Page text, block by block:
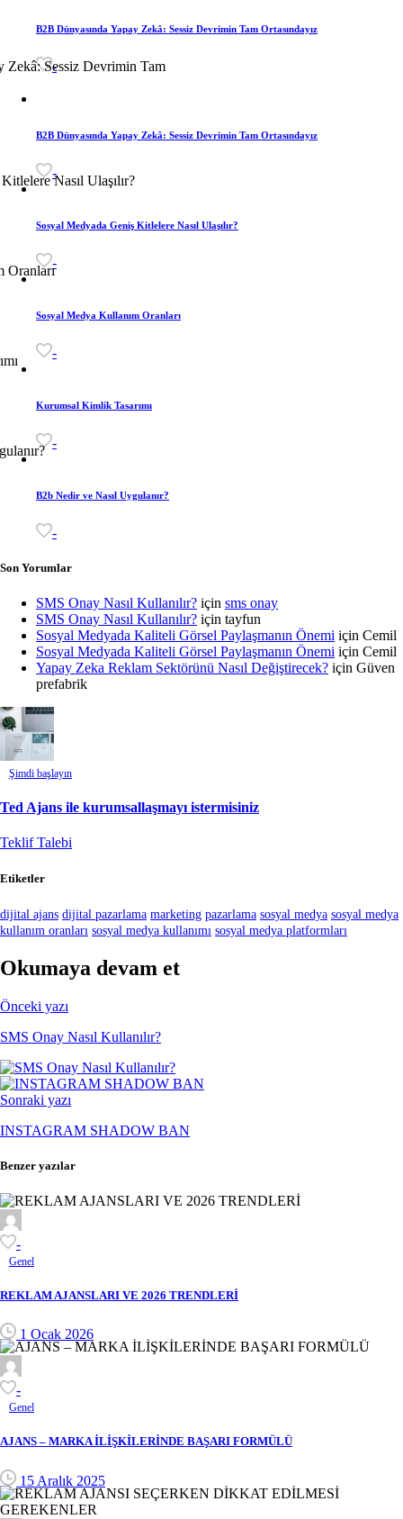
B2B Dünyasında Yapay Zekâ: Sessiz Devrimin Tam Ortasındayız
-
B2B Dünyasında Yapay Zekâ: Sessiz Devrimin Tam Ortasındayız
-
Sosyal Medyada Geniş Kitlelere Nasıl Ulaşılır?
-
Sosyal Medya Kullanım Oranları
-
Kurumsal Kimlik Tasarımı
-
B2b Nedir ve Nasıl Uygulanır?
-
Son Yorumlar
SMS Onay Nasıl Kullanılır? için sms onay
SMS Onay Nasıl Kullanılır? için tayfun
Sosyal Medyada Kaliteli Görsel Paylaşmanın Önemi için Cemil
Sosyal Medyada Kaliteli Görsel Paylaşmanın Önemi için Cemil
Yapay Zeka Reklam Sektörünü Nasıl Değiştirecek? için Güven
prefabrik
Şimdi başlayın
Ted Ajans ile kurumsallaşmayı istermisiniz
Teklif Talebi
Etiketler
dijital ajans dijital pazarlama marketing pazarlama sosyal medya sosyal medya
kullanım oranları sosyal medya kullanımı sosyal medya platformları
Okumaya devam et
Önceki yazı
SMS Onay Nasıl Kullanılır?
Sonraki yazı
INSTAGRAM SHADOW BAN
Benzer yazılar
-
Genel
REKLAM AJANSLARI VE 2026 TRENDLERİ
1 Ocak 2026
-
Genel
AJANS – MARKA İLİŞKİLERİNDE BAŞARI FORMÜLÜ
15 Aralık 2025